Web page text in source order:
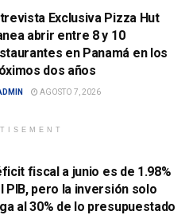
Exclusiva Pizza Hut
abrir entre 8 y 10
en Panamá en los
dos años
AGOSTO 7, 2026
fiscal a junio es de 1.98%
PIB, pero la inversión solo
al 30% de lo presupuestado